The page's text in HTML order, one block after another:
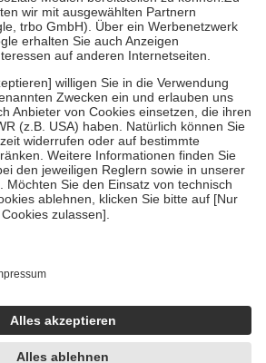
der Kosten sowie zehn Euro je
Versicherten für ihre eigene Gesundheit zu
Stellung der Familie zu unterstützen,
an bei:
bis zum vollendeten 18. Lebensjahr
und Früherkennung, die von der
dass es sich um echte Bewertungen
hc/de/articles/4419944605341
wurden unter Zuhilfenahme künstlicher